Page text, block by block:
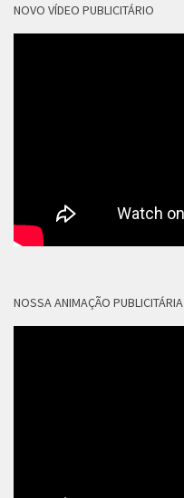
NOVO VÍDEO PUBLICITÁRIO
NOSSA ANIMAÇÃO PUBLICITÁRIA